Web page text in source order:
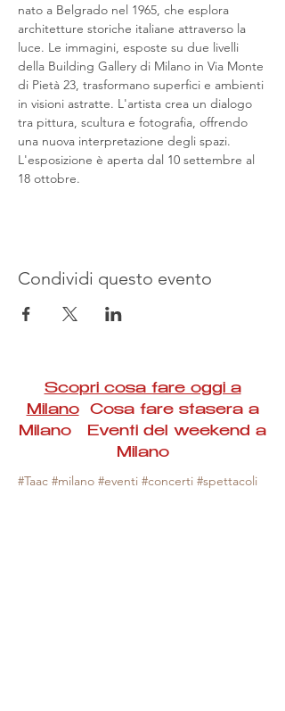
nato a Belgrado nel 1965, che esplora
architetture storiche italiane attraverso la
luce. Le immagini, esposte su due livelli
della Building Gallery di Milano in Via Monte
di Pietà 23, trasformano superfici e ambienti
in visioni astratte. L'artista crea un dialogo
tra pittura, scultura e fotografia, offrendo
una nuova interpretazione degli spazi.
L'esposizione è aperta dal 10 settembre al
18 ottobre.
Condividi questo evento
Scopri cosa fare oggi a
MilanoCosa fare stasera a
Milano Eventi del weekend a
Milano
#Taac #milano #eventi #concerti #spettacoli